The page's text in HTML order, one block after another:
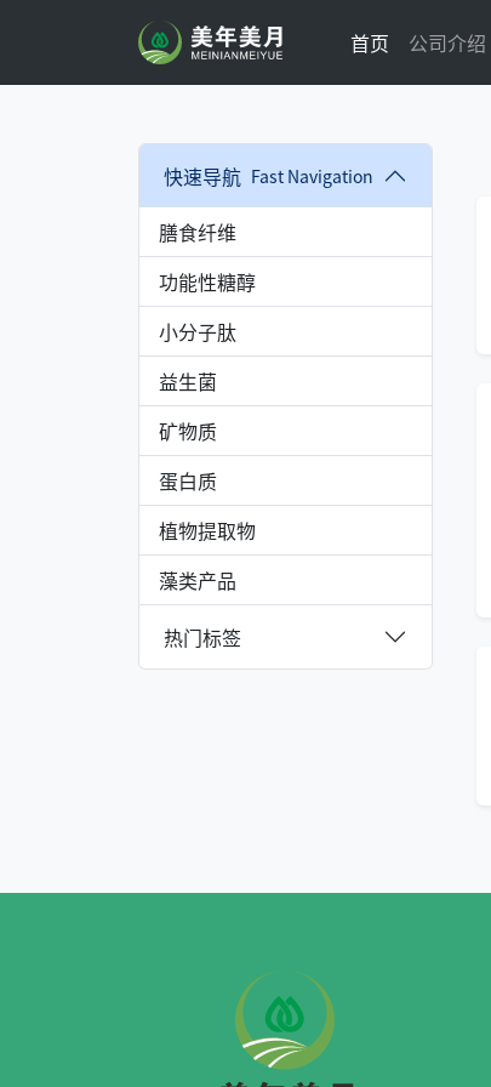
首页 公司介绍
快速导航 Fast Navigation
膳食纤维
功能性糖醇
小分子肽
益生菌
矿物质
蛋白质
植物提取物
藻类产品
热门标签